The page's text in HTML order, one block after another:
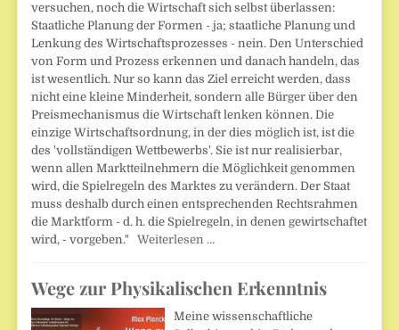
versuchen, noch die Wirtschaft sich selbst überlassen:
Staatliche Planung der Formen - ja; staatliche Planung und
Lenkung des Wirtschaftsprozesses - nein. Den Unterschied
von Form und Prozess erkennen und danach handeln, das
ist wesentlich. Nur so kann das Ziel erreicht werden, dass
nicht eine kleine Minderheit, sondern alle Bürger über den
Preismechanismus die Wirtschaft lenken können. Die
einzige Wirtschaftsordnung, in der dies möglich ist, ist die
des 'vollständigen Wettbewerbs'. Sie ist nur realisierbar,
wenn allen Marktteilnehmern die Möglichkeit genommen
wird, die Spielregeln des Marktes zu verändern. Der Staat
muss deshalb durch einen entsprechenden Rechtsrahmen
die Marktform - d. h. die Spielregeln, in denen gewirtschaftet
wird, - vorgeben."Weiterlesen …
Wege zur Physikalischen Erkenntnis
Meine wissenschaftliche